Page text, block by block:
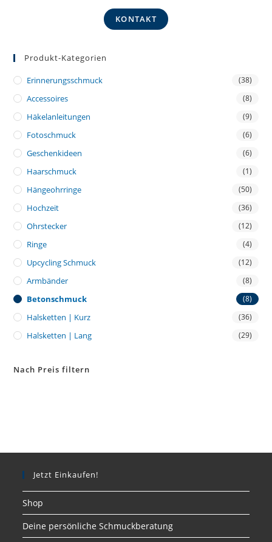
KONTAKT
Produkt-Kategorien
Erinnerungsschmuck (38)
Accessoires (8)
Häkelanleitungen (9)
Fotoschmuck (6)
Geschenkideen (6)
Haarschmuck (1)
Hängeohrringe (50)
Hochzeit (36)
Ohrstecker (12)
Ringe (4)
Upcycling Schmuck (12)
Armbänder (8)
Betonschmuck (8)
Halsketten | Kurz (36)
Halsketten | Lang (29)
Nach Preis filtern
Jetzt Einkaufen!
Shop
Deine persönliche Schmuckberatung